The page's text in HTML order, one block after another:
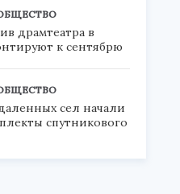
драмтеатра в
к сентябрю
сел начали
спутникового